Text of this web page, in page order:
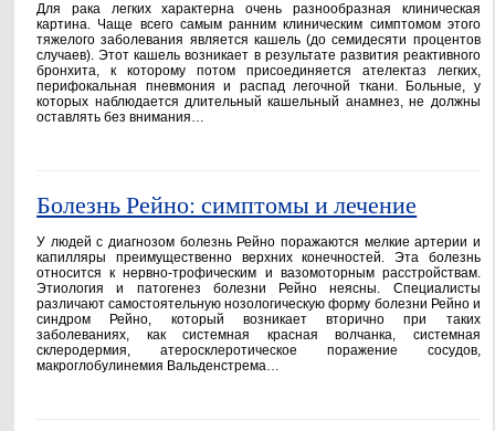
Для рака легких характерна очень разнообразная клиническая
картина. Чаще всего самым ранним клиническим симптомом этого
тяжелого заболевания является кашель (до семидесяти процентов
случаев). Этот кашель возникает в результате развития реактивного
бронхита, к которому потом присоединяется ателектаз легких,
перифокальная пневмония и распад легочной ткани. Больные, у
которых наблюдается длительный кашельный анамнез, не должны
оставлять без внимания…
Болезнь Рейно: симптомы и лечение
У людей с диагнозом болезнь Рейно поражаются мелкие артерии и
капилляры преимущественно верхних конечностей. Эта болезнь
относится к нервно-трофическим и вазомоторным расстройствам.
Этиология и патогенез болезни Рейно неясны. Специалисты
различают самостоятельную нозологическую форму болезни Рейно и
синдром Рейно, который возникает вторично при таких
заболеваниях, как системная красная волчанка, системная
склеродермия, атеросклеротическое поражение сосудов,
макроглобулинемия Вальденстрема…